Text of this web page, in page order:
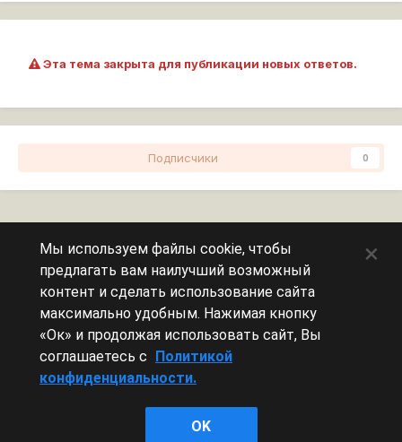
Эта тема закрыта для публикации новых ответов.
Подписчики 0
Сейчас на странице
Эту страницу никто не просматривает.
Леста Игры
Powered by Invision Community
Мы используем файлы cookie, чтобы
предлагать вам наилучший возможный
контент и сделать использование сайта
максимально удобным. Нажимая кнопку
«Ок» и продолжая использовать сайт, Вы
соглашаетесь с Политикой
конфиденциальности.
OK
×